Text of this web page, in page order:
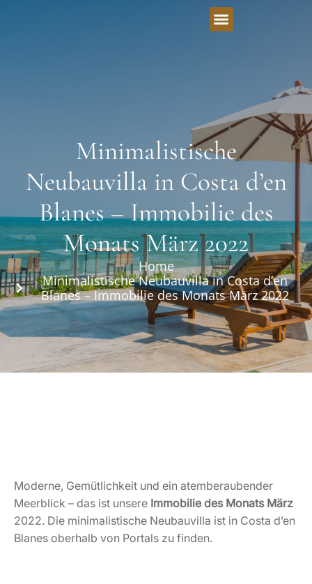
Minimalistische
Neubauvilla in Costa d’en
Blanes – Immobilie des
Monats März 2022
Home
Minimalistische Neubauvilla in Costa d’en
Blanes – Immobilie des Monats März 2022
Moderne, Gemütlichkeit und ein atemberaubender
Meerblick – das ist unsere Immobilie des Monats März
2022. Die minimalistische Neubauvilla ist in Costa d’en
Blanes oberhalb von Portals zu finden.